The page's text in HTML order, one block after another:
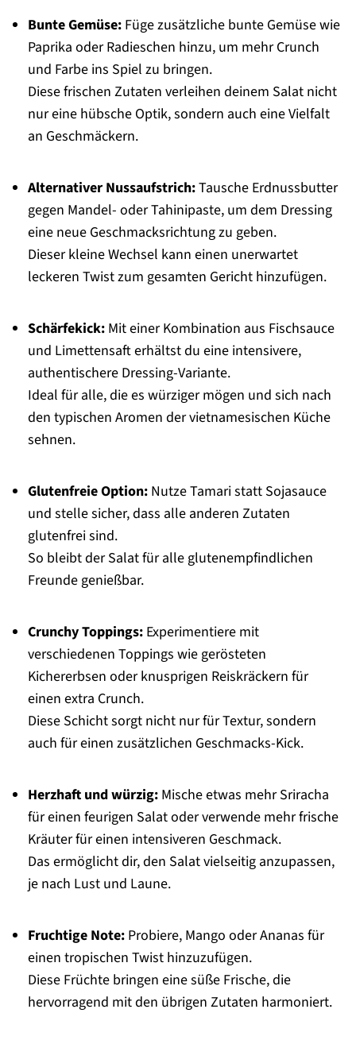
Bunte Gemüse:Füge zusätzliche bunte Gemüse wie
Paprika oder Radieschen hinzu, um mehr Crunch
und Farbe ins Spiel zu bringen.
Diese frischen Zutaten verleihen deinem Salat nicht
nur eine hübsche Optik, sondern auch eine Vielfalt
an Geschmäckern.
Alternativer Nussaufstrich:Tausche Erdnussbutter
gegen Mandel- oder Tahinipaste, um dem Dressing
eine neue Geschmacksrichtung zu geben.
Dieser kleine Wechsel kann einen unerwartet
leckeren Twist zum gesamten Gericht hinzufügen.
Schärfekick:Mit einer Kombination aus Fischsauce
und Limettensaft erhältst du eine intensivere,
authentischere Dressing-Variante.
Ideal für alle, die es würziger mögen und sich nach
den typischen Aromen der vietnamesischen Küche
sehnen.
Glutenfreie Option:Nutze Tamari statt Sojasauce
und stelle sicher, dass alle anderen Zutaten
glutenfrei sind.
So bleibt der Salat für alle glutenempfindlichen
Freunde genießbar.
Crunchy Toppings:Experimentiere mit
verschiedenen Toppings wie gerösteten
Kichererbsen oder knusprigen Reiskräckern für
einen extra Crunch.
Diese Schicht sorgt nicht nur für Textur, sondern
auch für einen zusätzlichen Geschmacks-Kick.
Herzhaft und würzig:Mische etwas mehr Sriracha
für einen feurigen Salat oder verwende mehr frische
Kräuter für einen intensiveren Geschmack.
Das ermöglicht dir, den Salat vielseitig anzupassen,
je nach Lust und Laune.
Fruchtige Note:Probiere, Mango oder Ananas für
einen tropischen Twist hinzuzufügen.
Diese Früchte bringen eine süße Frische, die
hervorragend mit den übrigen Zutaten harmoniert.